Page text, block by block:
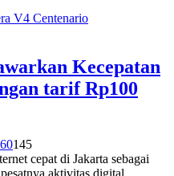
V4 Centenario
Kecepatan
tarif Rp100
0145
cepat di Jakarta sebagai
aktivitas digital